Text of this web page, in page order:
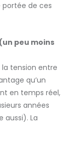
portée de ces
peu moins
la tension entre
qu’un
en temps réel,
années
aussi). La